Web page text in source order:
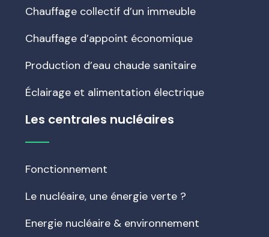
Chauffage collectif d’un immeuble
Chauffage d’appoint économique
Production d’eau chaude sanitaire
Éclairage et alimentation électrique
Les centrales nucléaires
Fonctionnement
Le nucléaire, une énergie verte ?
Energie nucléaire & environnement